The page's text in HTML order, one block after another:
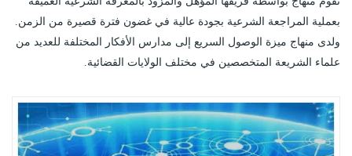
بعملية المراجعة الشرعية بجودة عالية في غضون فترة قصيرة من الزمن.
ولدى منهاج ميزة الوصول السريع إلى مدارس الأفكار المختلفة للعديد من
علماء الشريعة المتخصصين في مختلف الولايات القضائية.